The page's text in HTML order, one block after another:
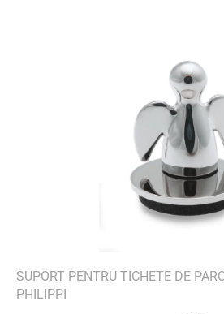
SUPORT PENTRU TICHETE DE
PHILIPPI